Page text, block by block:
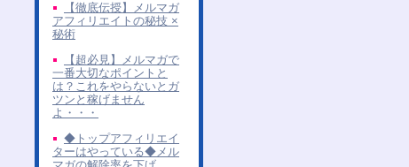
【徹底伝授】メルマガ
アフィリエイトの秘技 ×
秘術
【超必見】メルマガで
一番大切なポイントと
は？これをやらないとガ
ツンと稼げません
よ・・・
◆トップアフィリエイ
ターはやっている◆メル